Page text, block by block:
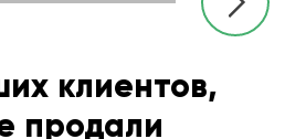
клиентов,
продали